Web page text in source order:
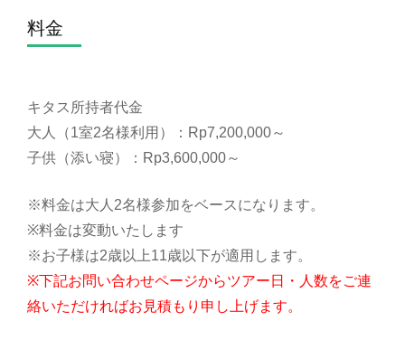
料金
キタス所持者代金
大人（1室2名様利用）：Rp7,200,000～
子供（添い寝）：Rp3,600,000～
※料金は大人2名様参加をベースになります。
※料金は変動いたします
※お子様は2歳以上11歳以下が適用します。
※下記お問い合わせページからツアー日・人数をご連
絡いただければお見積もり申し上げます。